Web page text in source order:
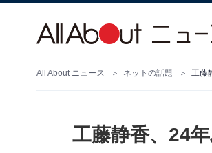
All About ニュース ネットの話題
工藤静香、24